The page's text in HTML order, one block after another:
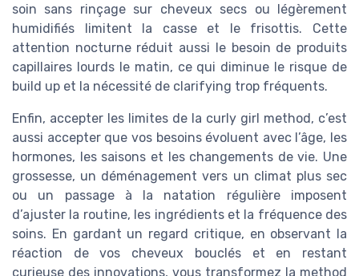
soin sans rinçage sur cheveux secs ou légèrement
humidifiés limitent la casse et le frisottis. Cette
attention nocturne réduit aussi le besoin de produits
capillaires lourds le matin, ce qui diminue le risque de
build up et la nécessité de clarifying trop fréquents.
Enfin, accepter les limites de la curly girl method, c’est
aussi accepter que vos besoins évoluent avec l’âge, les
hormones, les saisons et les changements de vie. Une
grossesse, un déménagement vers un climat plus sec
ou un passage à la natation régulière imposent
d’ajuster la routine, les ingrédients et la fréquence des
soins. En gardant un regard critique, en observant la
réaction de vos cheveux bouclés et en restant
curieuse des innovations, vous transformez la method